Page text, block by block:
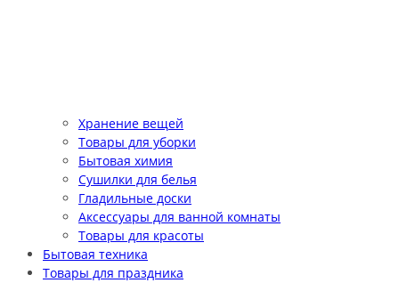
Хранение вещей
Товары для уборки
Бытовая химия
Сушилки для белья
Гладильные доски
Аксессуары для ванной комнаты
Товары для красоты
Бытовая техника
Товары для праздника